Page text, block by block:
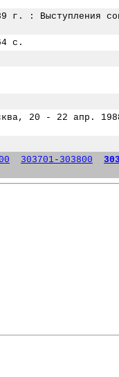
г. : Выступления
с.
20 - 22 апр.
303701-303800